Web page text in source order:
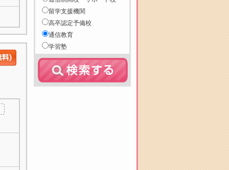
留学支援機関
高卒認定予備校
通信教育
学習塾